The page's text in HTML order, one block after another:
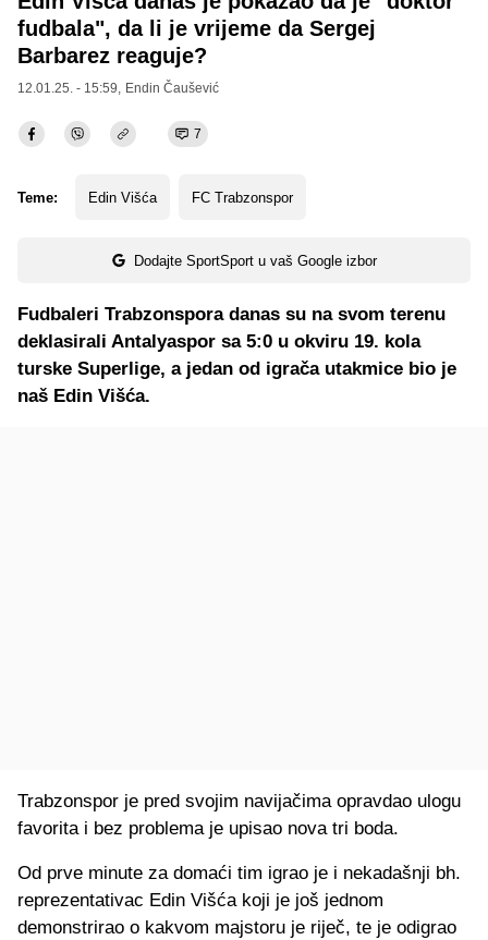
fudbala", da li je vrijeme da Sergej
Barbarez reaguje?
12.01.25. - 15:59, Endin Čaušević
7
Teme: Edin Višća FC Trabzonspor
Dodajte SportSport u vaš Google izbor
Fudbaleri Trabzonspora danas su na svom terenu
deklasirali Antalyaspor sa 5:0 u okviru 19. kola
turske Superlige, a jedan od igrača utakmice bio je
naš Edin Višća.
Trabzonspor je pred svojim navijačima opravdao ulogu
favorita i bez problema je upisao nova tri boda.
Od prve minute za domaći tim igrao je i nekadašnji bh.
reprezentativac Edin Višća koji je još jednom
demonstrirao o kakvom majstoru je riječ, te je odigrao